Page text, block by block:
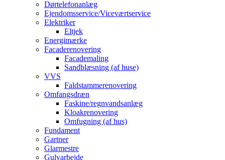
Dørtelefonanlæg
Ejendomsservice/Viceværtservice
Elektriker
Eltjek
Energimærke
Facaderenovering
Facademaling
Sandblæsning (af huse)
VVS
Faldstammerenovering
Omfangsdræn
Faskine/regnvandsanlæg
Kloakrenovering
Omfugning (af hus)
Fundament
Gartner
Glarmestre
Gulvarbejde